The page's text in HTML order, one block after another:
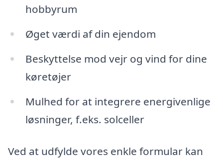
hobbyrum
Øget værdi af din ejendom
Beskyttelse mod vejr og vind for dine
køretøjer
Mulhed for at integrere energivenlige
løsninger, f.eks. solceller
Ved at udfylde vores enkle formular kan